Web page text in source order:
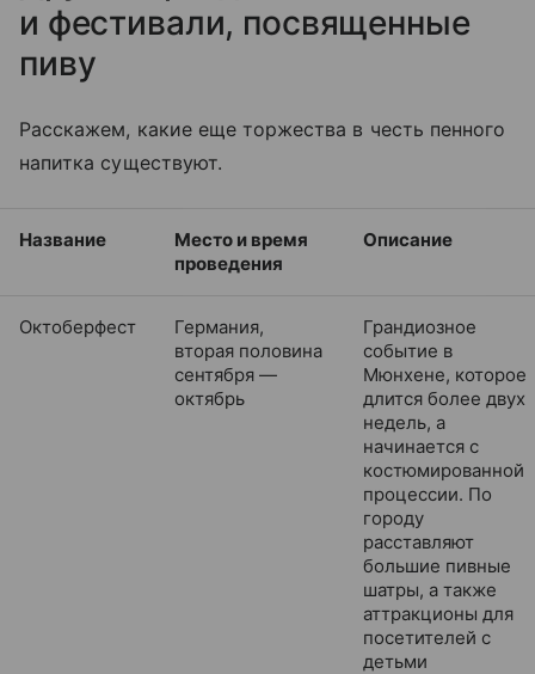
и фестивали, посвященные
пиву
Расскажем, какие еще торжества в честь пенного
напитка существуют.
Название
Место и время
проведения
Описание
Октоберфест
Германия,
вторая половина
сентября —
октябрь
Грандиозное
событие в
Мюнхене, которое
длится более двух
недель, а
начинается с
костюмированной
процессии. По
городу
расставляют
большие пивные
шатры, а также
аттракционы для
посетителей с
детьми